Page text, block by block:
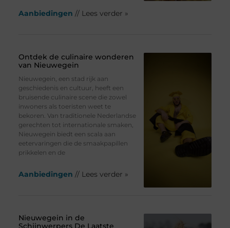
Aanbiedingen // Lees verder »
Ontdek de culinaire wonderen
van Nieuwegein
Nieuwegein, een stad rijk aan
geschiedenis en cultuur, heeft een
bruisende culinaire scene die zowel
inwoners als toeristen weet te
bekoren. Van traditionele Nederlandse
gerechten tot internationale smaken,
Nieuwegein biedt een scala aan
eetervaringen die de smaakpapillen
prikkelen en de
Aanbiedingen // Lees verder »
Nieuwegein in de
Schijnwerpers De Laatste